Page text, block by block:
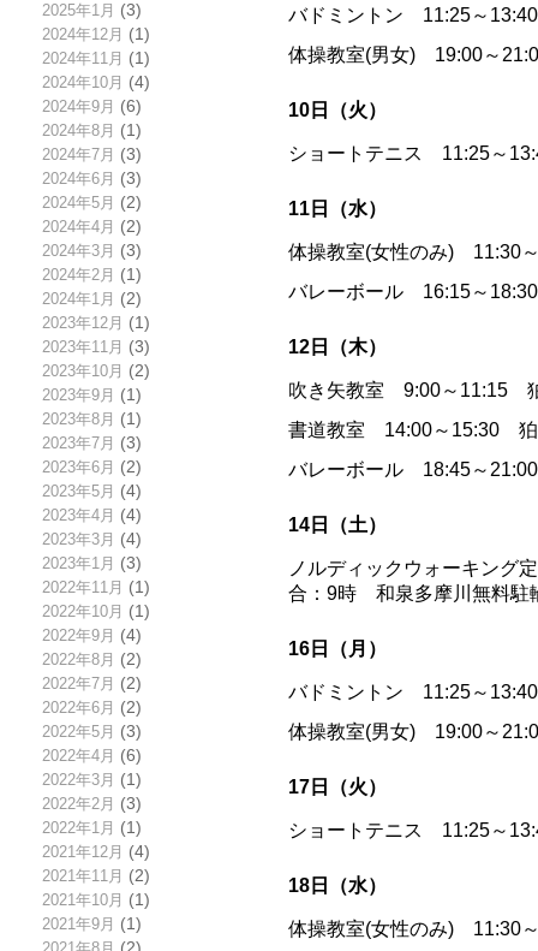
2025年1月 (3)
2024年12月 (1)
2024年11月 (1)
2024年10月 (4)
2024年9月 (6)
2024年8月 (1)
2024年7月 (3)
2024年6月 (3)
2024年5月 (2)
2024年4月 (2)
2024年3月 (3)
2024年2月 (1)
2024年1月 (2)
2023年12月 (1)
2023年11月 (3)
2023年10月 (2)
2023年9月 (1)
2023年8月 (1)
2023年7月 (3)
2023年6月 (2)
2023年5月 (4)
2023年4月 (4)
2023年3月 (4)
2023年1月 (3)
2022年11月 (1)
2022年10月 (1)
2022年9月 (4)
2022年8月 (2)
2022年7月 (2)
2022年6月 (2)
2022年5月 (3)
2022年4月 (6)
2022年3月 (1)
2022年2月 (3)
2022年1月 (1)
2021年12月 (4)
2021年11月 (2)
2021年10月 (1)
2021年9月 (1)
バドミントン 11:25～
体操教室(男女) 19:00～
10日（火）
ショートテニス 11:25～
11日（水）
体操教室(女性のみ) 11:30
バレーボール 16:15～
12日（木）
吹き矢教室 9:00～11:15
書道教室 14:00～15:30 狛
バレーボール 18:45～
14日（土）
ノルディックウォーキング
合：9時 和泉多摩川無料駐
16日（月）
バドミントン 11:25～
体操教室(男女) 19:00～
17日（火）
ショートテニス 11:25～
18日（水）
体操教室(女性のみ) 11:30